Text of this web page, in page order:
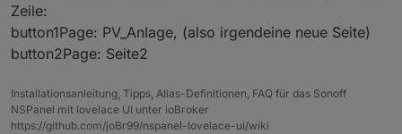
Zeile:
button1Page: PV_Anlage, (also irgendeine neue Seite)
button2Page: Seite2
Installationsanleitung, Tipps, Alias-Definitionen, FAQ für das Sonoff
NSPanel mit lovelace UI unter ioBroker
https://github.com/joBr99/nspanel-lovelace-ui/wiki